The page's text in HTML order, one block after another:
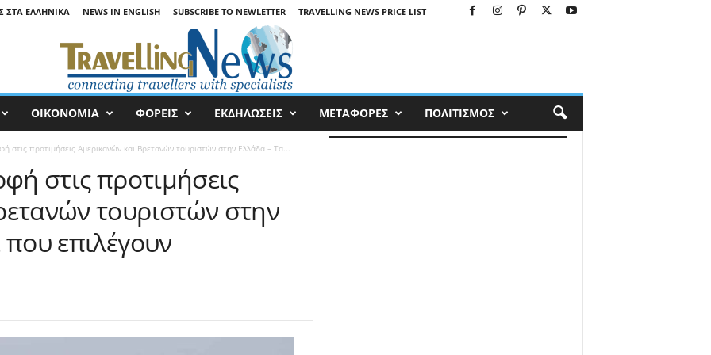
ΣΤΑ ΕΛΛΗΝΙΚΆ NEWS IN ENGLISH SUBSCRIBE TO NEWLETTER TRAVELLING NEWS PRICE LIST
ΟΙΚΟΝΟΜΙΑ ΦΟΡΕΙΣ ΕΚΔΗΛΩΣΕΙΣ ΜΕΤΑΦΟΡΕΣ ΠΟΛΙΤΙΣΜΟΣ
στις προτιμήσεις Αμερικανών και Βρετανών τουριστών στην Ελλάδα – Τα...
στις προτιμήσεις
τουριστών στην
επιλέγουν